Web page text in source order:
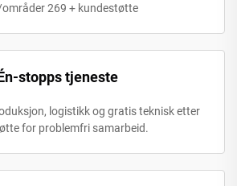
områder 269 + kundestøtte
stopps tjeneste
logistikk og gratis teknisk etter
for problemfri samarbeid.